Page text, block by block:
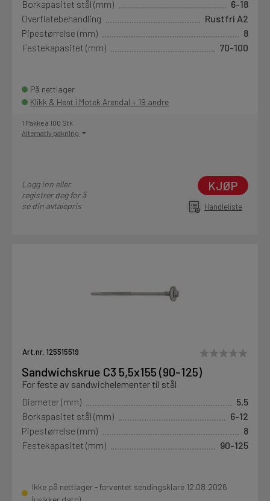
Borkapasitet stål (mm)
6-18
Overflatebehandling
Rustfri A2
Pipestørrelse (mm)
8
Festekapasitet (mm)
70-100
På nettlager
Klikk & Hent i Motek Arendal + 19 andre
1 Pakke a 100 Stk
Alternativ pakning
Logg inn eller
registrer deg for å
se din avtalepris
KJØP
Handleliste
Art.nr. 125515519
Sandwichskrue C3 5,5x155 (90-125)
For feste av sandwichelementer til stål
Diameter (mm)
5,5
Borkapasitet stål (mm)
6-12
Pipestørrelse (mm)
8
Festekapasitet (mm)
90-125
Ikke på nettlager - forventet sendingsklare 12.08.2026